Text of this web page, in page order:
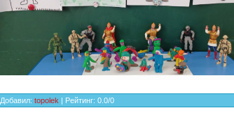
Добавил: topolek | Рейтинг: 0.0/0